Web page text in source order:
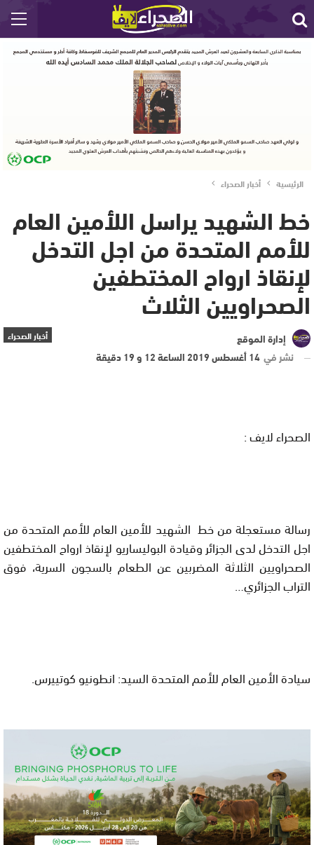
الرئيسية أخبار الصحراء
خط الشهيد يراسل اللأمين العام
للأمم المتحدة من اجل التدخل
لإنقاذ ارواح المختطفين
الصحراويين الثلاث
أخبار الصحراء
إدارة الموقع
نشر في14 أغسطس 2019 الساعة 12 و 19 دقيقة
الصحراء لايف :
رسالة مستعجلة من خط الشهيد للأمين العام للأمم المتحدة من
اجل التدخل لدى الجزائر وقيادة البوليساريو لإنقاذ ارواح المختطفين
الصحراويين الثلاثة المضربين عن الطعام بالسجون السرية، فوق
التراب الجزائري…
سيادة الأمين العام للأمم المتحدة السيد: انطونيو كوتييرس.